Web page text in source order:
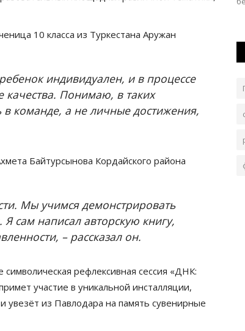
10 класса из Туркестана Аружан
индивидуален, и в процессе
Понимаю, в таких
команде, а не личные достижения,
Байтурсынова Кордайского района
Мы учимся демонстрировать
сам написал авторскую книгу,
– рассказал он.
рефлексивная сессия «ДНК:
участие в уникальной инсталляции,
увезёт из Павлодара на память сувенирные